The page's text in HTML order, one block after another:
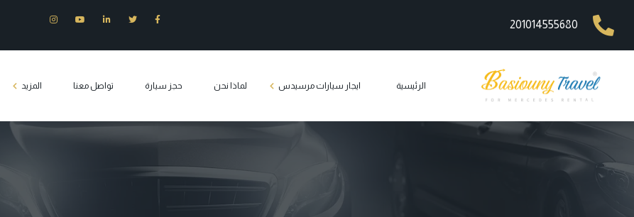
201014555680
الرئيسية ايجار سيارات مرسيدس لماذا نحن حجز سيارة تواصل معنا المزيد